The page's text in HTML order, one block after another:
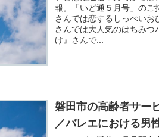
報。「いど通５月号」のご
さんでは恋するしっぺいお
さんでは大人気のはちみつ
け』さんで...
磐田市の高齢者サー
／バレエにおける男